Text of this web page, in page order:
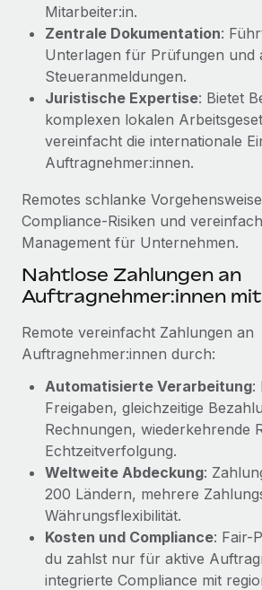
Auch im neuen Jahr wollen wir bei
aller Größen dabei unterstützen, die
Mehr erfahren
Wie Phiture 55 Mitarbeiter:innen
mit Remote verwaltet
Wachstumsberatung für mobile Apps.
Mehr erfahren
Mitarbeiter:in.
Zentrale Dokumentation:
Unterlagen für Prüfungen und
Steueranmeldungen.
Juristische Expertise: Bietet
komplexen lokalen
vereinfacht die internationale
Auftragnehmer:innen.
Remotes schlanke
Compliance-Risiken und
Management für Unternehmen.
Nahtlose Zahlungen an
Auftragnehmer:innen
Remote vereinfacht Zahlungen an
Auftragnehmer:innen durch:
Automatisierte Verarbeitung:
Freigaben, gleichzeitige
Rechnungen, wiederkehrende
Echtzeitverfolgung.
Weltweite Abdeckung:
200 Ländern, mehrere
Währungsflexibilität.
Kosten und Compliance: Fair-
du zahlst nur für aktive
integrierte Compliance mit